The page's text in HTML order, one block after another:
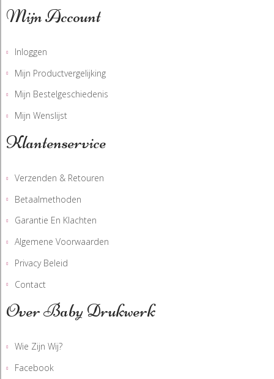
Mijn Account
Inloggen
Mijn Productvergelijking
Mijn Bestelgeschiedenis
Mijn Wenslijst
Klantenservice
Verzenden & Retouren
Betaalmethoden
Garantie En Klachten
Algemene Voorwaarden
Privacy Beleid
Contact
Over Baby Drukwerk
Wie Zijn Wij?
Facebook